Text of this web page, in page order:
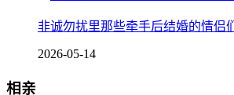
非诚勿扰里那些牵手后结婚的情侣们
2026-05-14
相亲